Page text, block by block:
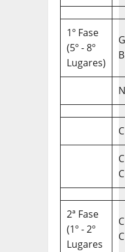
1º Fase
(5º - 8º
Lugares)
B
C
2ª Fase
(1º - 2º
Lugares
C